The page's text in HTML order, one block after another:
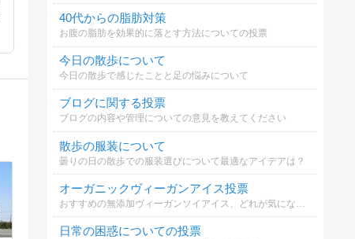
40代からの脂肪対策
お腹の脂肪を効果的に落とす方法についての投票
今日の散歩について
今日の散歩で感じたことと足の悩みについて
ブログに関する投票
ブログの内容や管理についての意見を教えてください
散歩の服装について
曇りの日の散歩での服装選びについて最適なアイデアは？
オーガニックヴィーガンアイス投票
日常の困惑についての投票